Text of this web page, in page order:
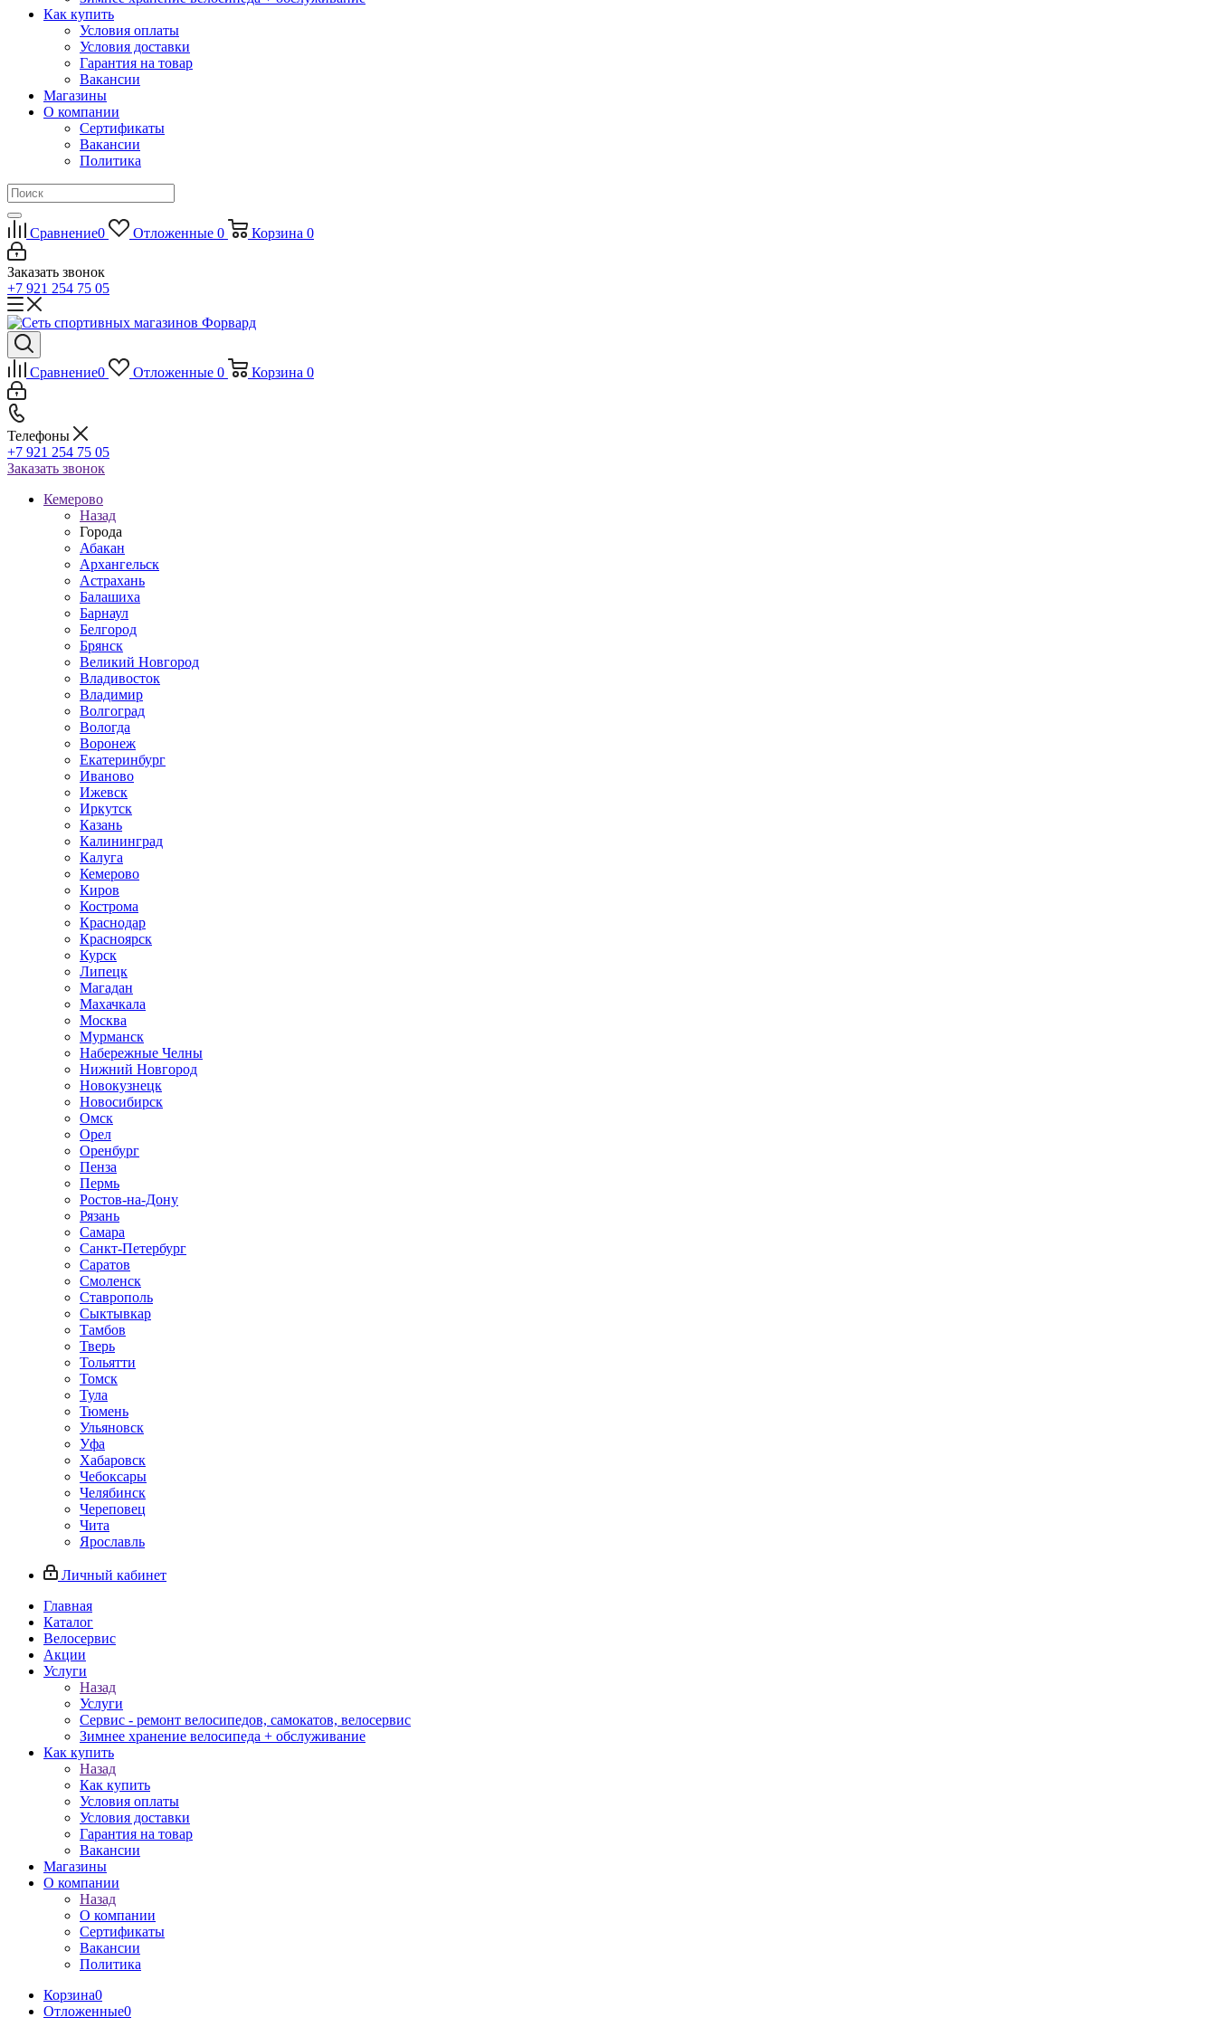
Как купить
Условия оплаты
Условия доставки
Гарантия на товар
Вакансии
Магазины
О компании
Сертификаты
Вакансии
Политика
Сравнение0 Отложенные 0 Корзина 0
Заказать звонок
+7 921 254 75 05
Сравнение0 Отложенные 0 Корзина 0
Телефоны
+7 921 254 75 05
Заказать звонок
Кемерово
Назад
Города
Абакан
Архангельск
Астрахань
Балашиха
Барнаул
Белгород
Брянск
Великий Новгород
Владивосток
Владимир
Волгоград
Вологда
Воронеж
Екатеринбург
Иваново
Ижевск
Иркутск
Казань
Калининград
Калуга
Кемерово
Киров
Кострома
Краснодар
Красноярск
Курск
Липецк
Магадан
Махачкала
Москва
Мурманск
Набережные Челны
Нижний Новгород
Новокузнецк
Новосибирск
Омск
Орел
Оренбург
Пенза
Пермь
Ростов-на-Дону
Рязань
Самара
Санкт-Петербург
Саратов
Смоленск
Ставрополь
Сыктывкар
Тамбов
Тверь
Тольятти
Томск
Тула
Тюмень
Ульяновск
Уфа
Хабаровск
Чебоксары
Челябинск
Череповец
Чита
Ярославль
Личный кабинет
Главная
Каталог
Велосервис
Акции
Услуги
Назад
Услуги
Сервис - ремонт велосипедов, самокатов, велосервис
Зимнее хранение велосипеда + обслуживание
Как купить
Назад
Как купить
Условия оплаты
Условия доставки
Гарантия на товар
Вакансии
Магазины
О компании
Назад
О компании
Сертификаты
Вакансии
Политика
Корзина0
Отложенные0